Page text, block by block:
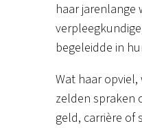
haar jarenlange
begeleidde in
Wat haar
zelden spraken
geld, carrière of